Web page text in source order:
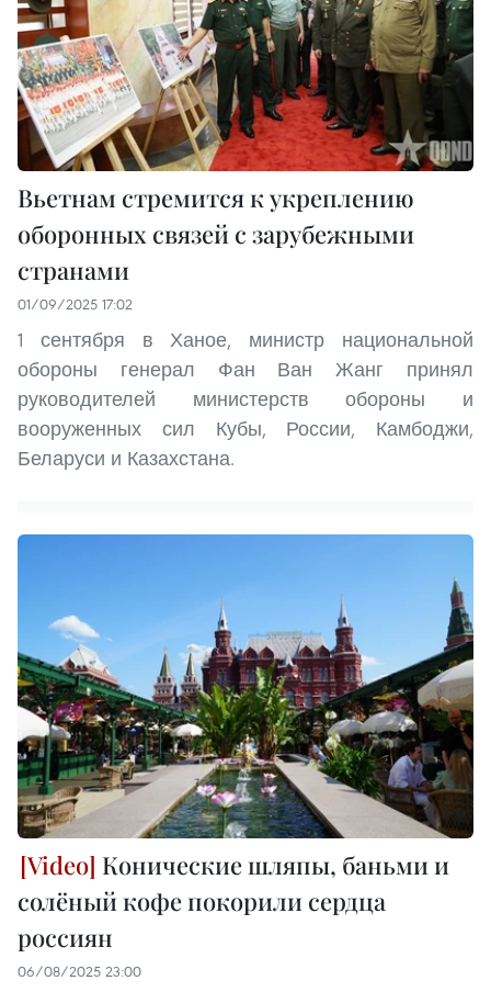
Вьетнам стремится к укреплению
оборонных связей с зарубежными
странами
01/09/2025 17:02
1 сентября в Ханое, министр национальной
обороны генерал Фан Ван Жанг принял
руководителей министерств обороны и
вооруженных сил Кубы, России, Камбоджи,
Беларуси и Казахстана.
Конические шляпы, баньми и
солёный кофе покорили сердца
россиян
06/08/2025 23:00